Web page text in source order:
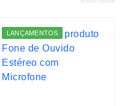
LANÇAMENTOS